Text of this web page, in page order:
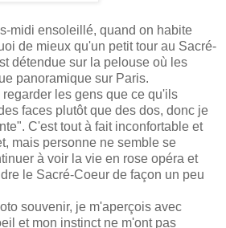
midi ensoleillé, quand on habite
de mieux qu'un petit tour au Sacré-
détendue sur la pelouse où les
panoramique sur Paris.
les gens que ce qu'ils
faces plutôt que des dos, donc je
C'est tout à fait inconfortable et
mais personne ne semble se
à voir la vie en rose opéra et
le Sacré-Coeur de façon un peu
souvenir, je m'aperçois avec
et mon instinct ne m'ont pas